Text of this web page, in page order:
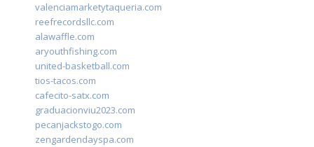
valenciamarketytaqueria.com
reefrecordsllc.com
alawaffle.com
aryouthfishing.com
united-basketball.com
tios-tacos.com
cafecito-satx.com
graduacionviu2023.com
pecanjackstogo.com
zengardendayspa.com